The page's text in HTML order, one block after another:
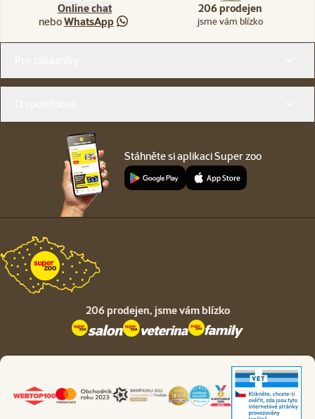
Online chat
neboWhatsApp
206 prodejen
jsme vám blízko
Stáhněte si aplikaci Super zoo
206 prodejen, jsme vám blízko